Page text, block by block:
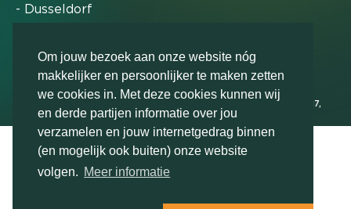
Om jouw bezoek aan onze website nóg
makkelijker en persoonlijker te maken zetten
we cookies in. Met deze cookies kunnen wij
en derde partijen informatie over jou
verzamelen en jouw internetgedrag binnen
(en mogelijk ook buiten) onze website
volgen. Meer informatie
- Dusseldorf
Markteffect is door het Financieele Dagblad
uitgeroepen tot FD Gazelle in 2012, 2015, 2016, 2017,
2018, 2019, 2020, 2021, 2022, 2023, 2024 en 2025